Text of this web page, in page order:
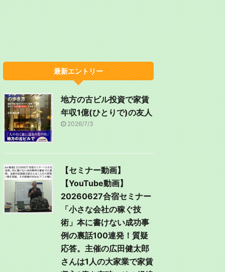
最新エントリー
地方の古ビル投資で家賃
年収1億(ひとりで)の友人
2026/7/3
【セミナー動画】
【YouTube動画】
20260627合宿セミナー
「小さな会社の稼ぐ技
術」本に書けない成功事
例の裏話100連発！質疑
応答。主催の広田健太郎
さんは1人の大家業で家賃